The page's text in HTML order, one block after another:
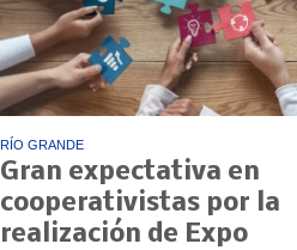
RÍO GRANDE
Gran expectativa en
cooperativistas por la
realización de Expo